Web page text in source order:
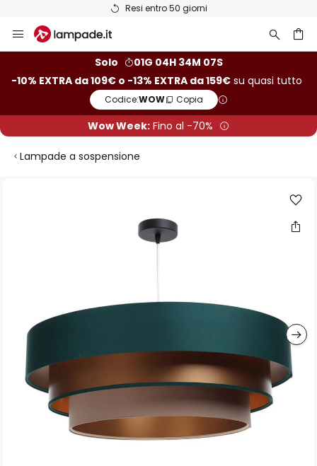
Resi entro 50 giorni
Salta
al
Solo
01G 04H 34M 06S
-10% EXTRA da 109€ o -13% EXTRA da 159€ su quasi tutto
Codice:WOW Copia
Wow Week: Fino al -70%
Lampade a sospensione